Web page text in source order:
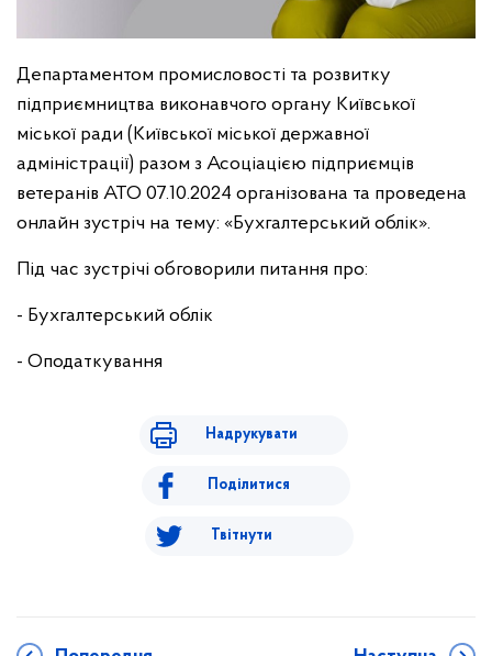
Департаментом промисловості та розвитку
підприємництва виконавчого органу Київської
міської ради (Київської міської державної
адміністрації) разом з Асоціацією підприємців
ветеранів АТО 07.10.2024 організована та проведена
онлайн зустріч на тему: «Бухгалтерський облік».
Під час зустрічі обговорили питання про:
- Бухгалтерський облік
- Оподаткування
Надрукувати
Поділитися
Твітнути